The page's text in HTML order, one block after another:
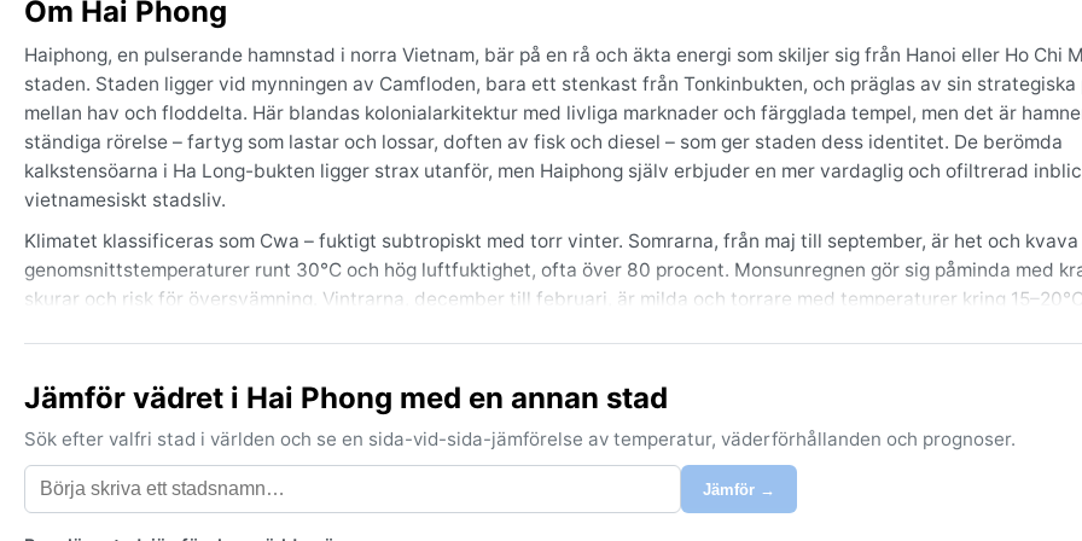
Om Hai Phong
Haiphong, en pulserande hamnstad i norra Vietnam, bär på en rå och äkta energi som skiljer sig från Hanoi eller Ho Chi
staden. Staden ligger vid mynningen av Camfloden, bara ett stenkast från Tonkinbukten, och präglas av sin strategiska
mellan hav och floddelta. Här blandas kolonialarkitektur med livliga marknader och färgglada tempel, men det är
ständiga rörelse – fartyg som lastar och lossar, doften av fisk och diesel – som ger staden dess identitet. De berömda
kalkstensöarna i Ha Long-bukten ligger strax utanför, men Haiphong själv erbjuder en mer vardaglig och ofiltrerad
vietnamesiskt stadsliv.
Klimatet klassificeras som Cwa – fuktigt subtropiskt med torr vinter. Somrarna, från maj till september, är het och kvava
genomsnittstemperaturer runt 30°C och hög luftfuktighet, ofta över 80 procent. Monsunregnen gör sig påminda med
skurar och risk för översvämning. Vintrarna, december till februari, är milda och torrare med temperaturer kring
Bästa tiden för väderkänsliga resenärer är från november till april, när luften är torrare och temperaturen behaglig.
september och oktober om möjligt, då tyfoner och tropiska stormar kan slå till med full kraft, ibland flera gånger per
Dessa oväder, som drar in från Sydkinesiska havet, medför risk för både hårda vindar och skyfallsliknande regn. Dimma
under vintermånaderna och kan lägga sig tät över staden, särskilt vid floden. För den som gillar dramatiskt väder är
tyfonsäsongen en egen upplevelse – men bäst att läsa prognosen noggrant innan planerna sätts.
Jämför vädret i Hai Phong med en annan stad
Sök efter valfri stad i världen och se en sida-vid-sida-jämförelse av temperatur, väderförhållanden och prognoser.
Jämför →